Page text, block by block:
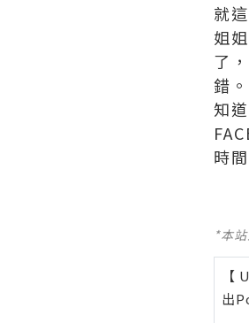
就
姐
了
錯
知
時
*本
【
出